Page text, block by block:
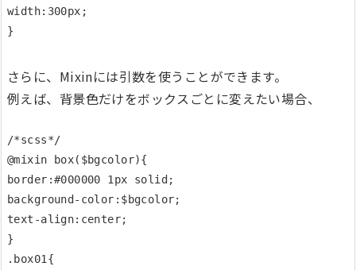
width:300px;
さらに、Mixinには引数を使うことができます。
例えば、背景色だけをボックスごとに変えたい場合、
/*scss*/
@mixin box($bgcolor){
border:#000000 1px solid;
background-color:$bgcolor;
text-align:center;
}
.box01{